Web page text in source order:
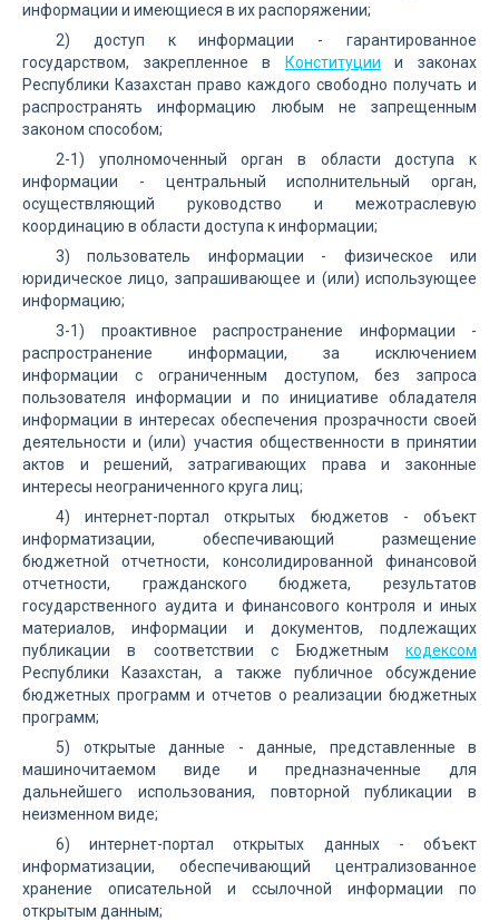
информации и имеющиеся в их распоряжении;
2) доступ к информации - гарантированное
государством, закрепленное в
Конституции и законах
Республики Казахстан право каждого свободно получать и
распространять информацию любым не запрещенным
законом способом;
2-1) уполномоченный орган в области доступа к
информации - центральный исполнительный орган,
осуществляющий руководство и межотраслевую
координацию в области доступа к информации;
3) пользователь информации - физическое или
юридическое лицо, запрашивающее и (или) использующее
информацию;
3-1) проактивное распространение информации -
распространение информации, за исключением
информации с ограниченным доступом, без запроса
пользователя информации и по инициативе обладателя
информации в интересах обеспечения прозрачности своей
деятельности и (или) участия общественности в принятии
актов и решений, затрагивающих права и законные
интересы неограниченного круга лиц;
4) интернет-портал открытых бюджетов - объект
информатизации, обеспечивающий размещение
бюджетной отчетности, консолидированной финансовой
отчетности, гражданского бюджета, результатов
государственного аудита и финансового контроля и иных
материалов, информации и документов, подлежащих
публикации в соответствии с Бюджетным кодексом
Республики Казахстан, а также публичное обсуждение
бюджетных программ и отчетов о реализации бюджетных
программ;
5) открытые данные - данные, представленные в
машиночитаемом виде и предназначенные для
дальнейшего использования, повторной публикации в
неизменном виде;
6) интернет-портал открытых данных - объект
информатизации, обеспечивающий централизованное
хранение описательной и ссылочной информации по
открытым данным;